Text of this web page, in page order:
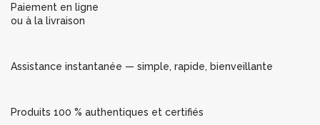
Paiement en ligne
ou à la livraison
Assistance instantanée — simple, rapide, bienveillante
Produits 100 % authentiques et certifiés